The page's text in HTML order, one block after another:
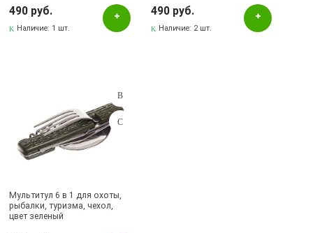
Наличие в магазинах
Бавлы, ул.Пионерская, 11
Бугульма, ул.Ленина, 2Б, ТД ТЕХНОПОЛИС
490 руб.
Наличие: 1 шт.
490 руб.
Наличие: 2 шт.
Мультитул 6 в 1 для охоты,
рыбалки, туризма, чехол,
цвет зеленый